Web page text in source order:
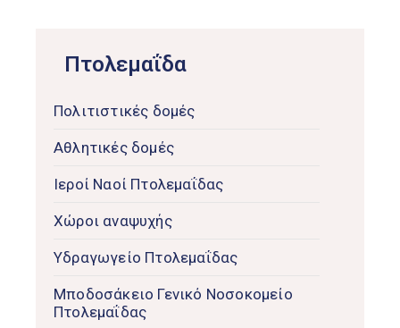
Πτολεμαΐδα
Πολιτιστικές δομές
Αθλητικές δομές
Ιεροί Ναοί Πτολεμαΐδας
Χώροι αναψυχής
Υδραγωγείο Πτολεμαΐδας
Μποδοσάκειο Γενικό Νοσοκομείο
Πτολεμαΐδας